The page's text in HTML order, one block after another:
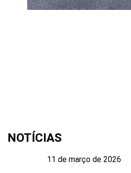
NOTÍCIAS
11 de março de 2026